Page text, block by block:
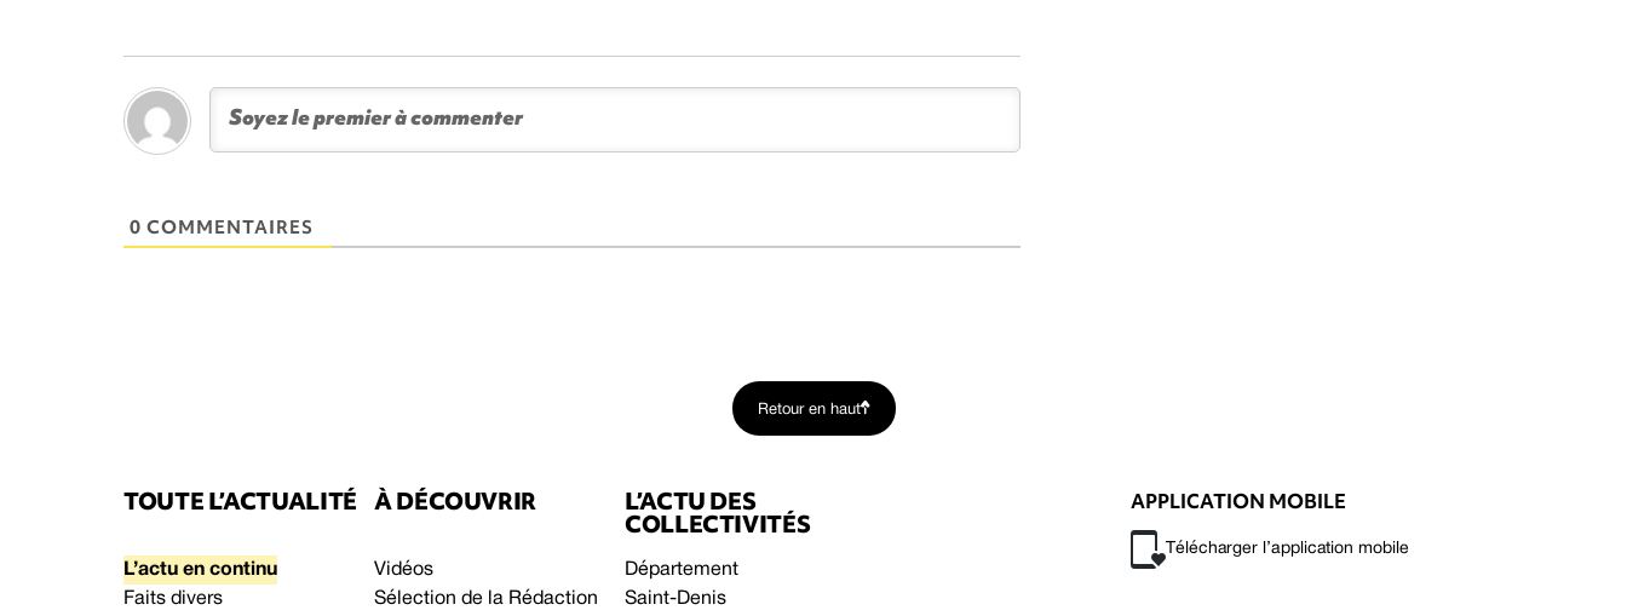
0 COMMENTAIRES
Retour en haut
TOUTE L’ACTUALITÉ
L’actu en continu
Faits divers
À DÉCOUVRIR
Vidéos
Sélection de la Rédaction
L’ACTU DES
COLLECTIVITÉS
Département
Saint-Denis
APPLICATION MOBILE
Télécharger l’application mobile